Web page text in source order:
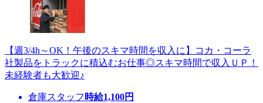
【週3/4h～OK！午後のスキマ時間を収入に】コカ・コーラ
社製品をトラックに積込むお仕事◎スキマ時間で収入ＵＰ！
未経験者も大歓迎♪
倉庫スタッフ 時給1,100円